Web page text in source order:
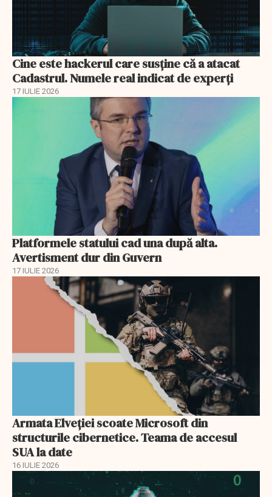
Cine este hackerul care susține că a atacat
Cadastrul. Numele real indicat de experți
17 IULIE 2026
Platformele statului cad una după alta.
Avertisment dur din Guvern
17 IULIE 2026
Armata Elveției scoate Microsoft din
structurile cibernetice. Teama de accesul
SUA la date
16 IULIE 2026